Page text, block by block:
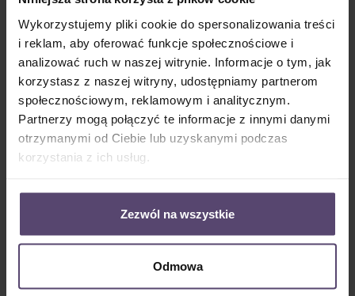
Wykorzystujemy pliki cookie do spersonalizowania treści
i reklam, aby oferować funkcje społecznościowe i
analizować ruch w naszej witrynie. Informacje o tym, jak
korzystasz z naszej witryny, udostępniamy partnerom
społecznościowym, reklamowym i analitycznym.
Partnerzy mogą połączyć te informacje z innymi danymi
otrzymanymi od Ciebie lub uzyskanymi podczas
korzystania z ich usług.
Zezwól na wszystkie
Odmowa
Ilość produktu: Wprowadź żądaną ilość lub użyj przycisków, aby zwiększyć lub
Do koszyka
Numer produktu:MU_LV_6227_PG5
Opis